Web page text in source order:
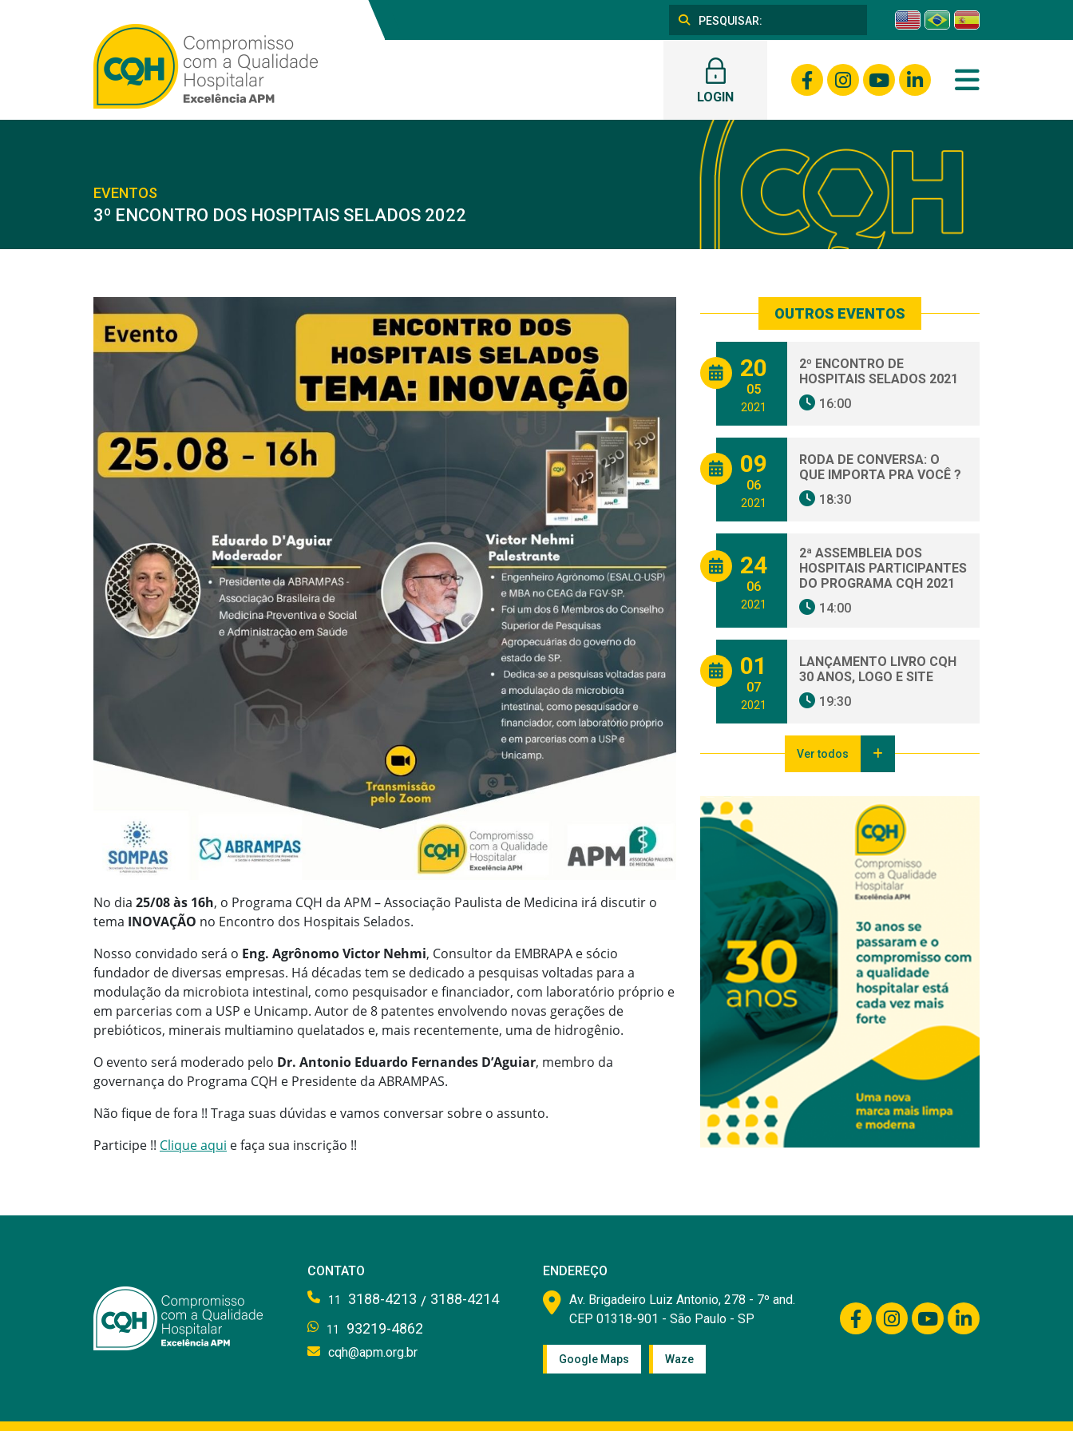
LOGIN
EVENTOS
3º ENCONTRO DOS HOSPITAIS SELADOS 2022
No dia 25/08 às 16h, o Programa CQH da APM – Associação Paulista de Medicina irá discutir o
tema INOVAÇÃO no Encontro dos Hospitais Selados.
Nosso convidado será o Eng. Agrônomo Victor Nehmi, Consultor da EMBRAPA e sócio
fundador de diversas empresas. Há décadas tem se dedicado a pesquisas voltadas para a
modulação da microbiota intestinal, como pesquisador e financiador, com laboratório próprio e
em parcerias com a USP e Unicamp. Autor de 8 patentes envolvendo novas gerações de
prebióticos, minerais multiamino quelatados e, mais recentemente, uma de hidrogênio.
O evento será moderado pelo Dr. Antonio Eduardo Fernandes D’Aguiar, membro da
governança do Programa CQH e Presidente da ABRAMPAS.
Não fique de fora !! Traga suas dúvidas e vamos conversar sobre o assunto.
Participe !! Clique aqui e faça sua inscrição !!
OUTROS EVENTOS
20
05
2021
2º ENCONTRO DE
HOSPITAIS SELADOS 2021
16:00
09
06
2021
RODA DE CONVERSA: O
QUE IMPORTA PRA VOCÊ ?
18:30
24
06
2021
2ª ASSEMBLEIA DOS
HOSPITAIS PARTICIPANTES
DO PROGRAMA CQH 2021
14:00
01
07
2021
LANÇAMENTO LIVRO CQH
30 ANOS, LOGO E SITE
19:30
Ver todos
CONTATO
11 3188-4213 / 3188-4214
11 93219-4862
cqh@apm.org.br
ENDEREÇO
Av. Brigadeiro Luiz Antonio, 278 - 7º and.
CEP 01318-901 - São Paulo - SP
Google Maps Waze